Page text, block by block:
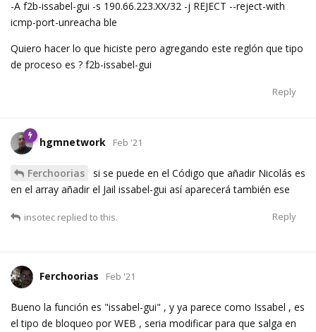
-A f2b-issabel-gui -s 190.66.223.XX/32 -j REJECT --reject-with
icmp-port-unreacha ble
Quiero hacer lo que hiciste pero agregando este reglón que tipo
de proceso es ? f2b-issabel-gui
Reply
hgmnetwork Feb '21
Ferchoorias
si se puede en el Código que añadir Nicolás es
en el array añadir el Jail issabel-gui así aparecerá también ese
Reply
insotec replied to this.
Ferchoorias Feb '21
Bueno la función es "issabel-gui" , y ya parece como Issabel , es
el tipo de bloqueo por WEB , seria modificar para que salga en